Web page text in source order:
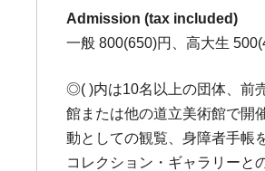
Admission (tax included)
一般 800(650)円、高大生
◎( )内は10名以上の団体、前
館または他の道立美術館で開
動としての観覧、身障者手帳
コレクション・ギャラリーと